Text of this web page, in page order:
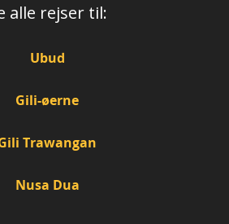
alle rejser til:
Ubud
Gili-øerne
Trawangan
Nusa Dua